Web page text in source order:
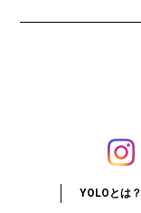
YOLOとは？